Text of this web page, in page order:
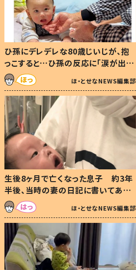
ひ孫にデレデレな80歳じいじが、抱
っこすると…ひ孫の反応に「涙が出ま
した」「可愛くて仕方ない」
ほ・とせなNEWS編集部
生後8ヶ月で亡くなった息子 約3年
半後、当時の妻の日記に書いてあっ
た本音とは
ほ・とせなNEWS編集部